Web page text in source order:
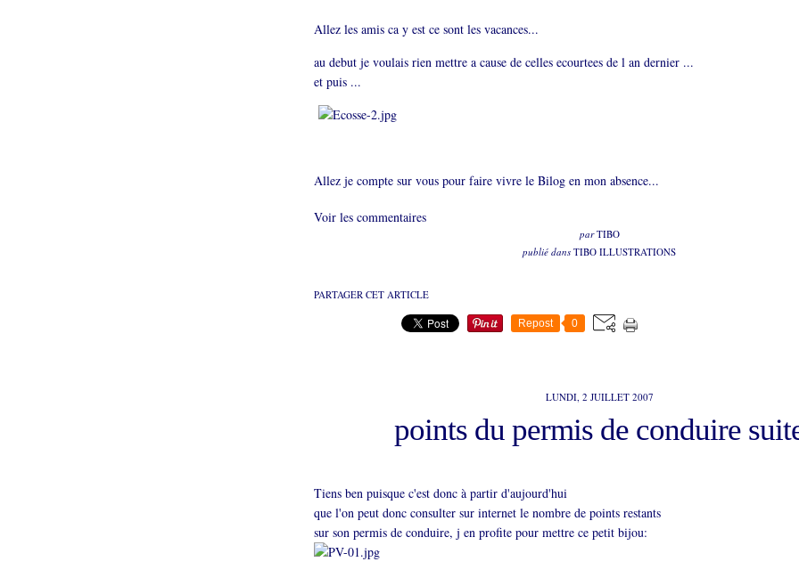
Allez les amis ca y est ce sont les vacances...
au debut je voulais rien mettre a cause de celles ecourtees de l an dernier ...
et puis ...
Allez je compte sur vous pour faire vivre le Bilog en mon absence...
Voir les commentaires
parTIBO
publié dans TIBO ILLUSTRATIONS
PARTAGER CET ARTICLE
Repost 0
LUNDI, 2 JUILLET 2007
points du permis de conduire
Tiens ben puisque c'est donc à partir d'aujourd'hui
que l'on peut donc consulter sur internet le nombre de points restants
sur son permis de conduire, j en profite pour mettre ce petit bijou: